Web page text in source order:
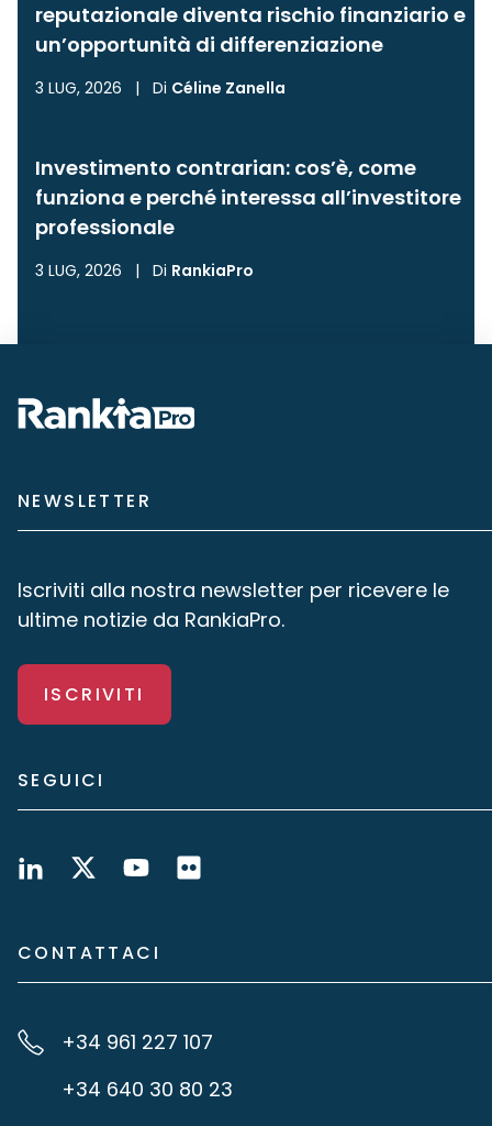
reputazionale diventa rischio finanziario e
un’opportunità di differenziazione
3 LUG, 2026 | Di Céline Zanella
Investimento contrarian: cos’è, come
funziona e perché interessa all’investitore
professionale
3 LUG, 2026 | Di RankiaPro
NEWSLETTER
Iscriviti alla nostra newsletter per ricevere le
ultime notizie da RankiaPro.
ISCRIVITI
SEGUICI
CONTATTACI
+34 961 227 107
+34 640 30 80 23